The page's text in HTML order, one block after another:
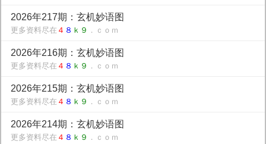
2026年217期：玄机妙语图
更多资料尽在 ４ ８ ｋ９ ．ｃｏｍ
2026年216期：玄机妙语图
更多资料尽在 ４ ８ ｋ９ ．ｃｏｍ
2026年215期：玄机妙语图
更多资料尽在 ４ ８ ｋ９ ．ｃｏｍ
2026年214期：玄机妙语图
更多资料尽在 ４ ８ ｋ９ ．ｃｏｍ